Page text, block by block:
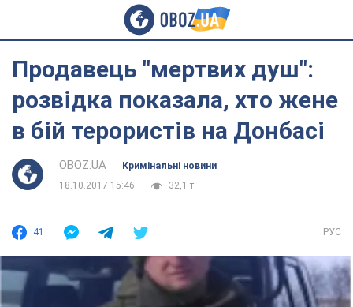
Продавець "мертвих душ":
розвідка показала, хто жене
в бій терористів на Донбасі
OBOZ.UA
Кримінальні новини
18.10.2017 15:46
32,1 т.
41 РУС